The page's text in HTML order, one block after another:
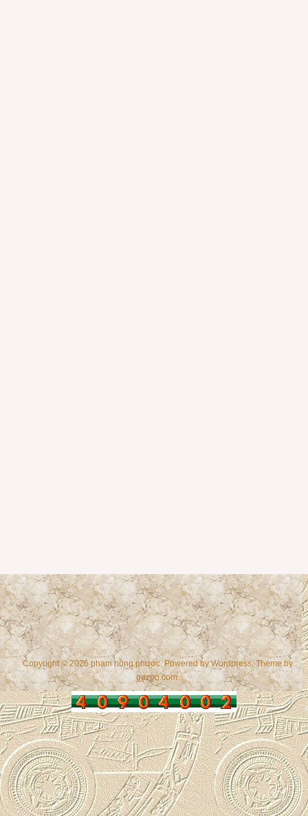
Copyright © 2026 phạm hồng phước. Powered byWordpress, Theme by
gazpo.com.